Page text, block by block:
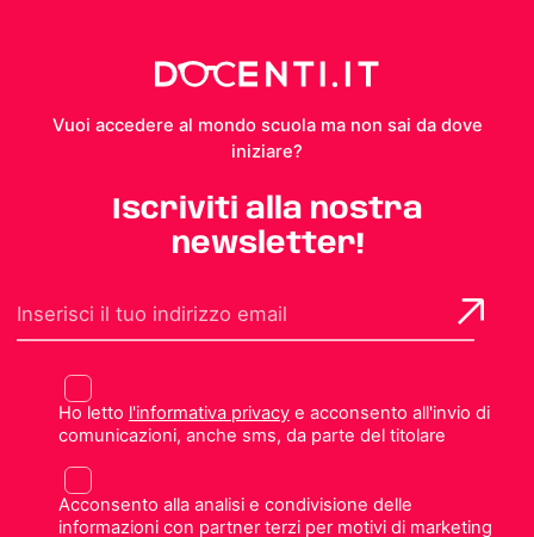
Vuoi accedere al mondo scuola ma non sai da dove
iniziare?
Iscriviti alla nostra
newsletter!
Ho letto l'informativa privacye acconsento all'invio di
comunicazioni, anche sms, da parte del titolare
Acconsento alla analisi e condivisione delle
informazioni con partner terzi per motivi di marketing